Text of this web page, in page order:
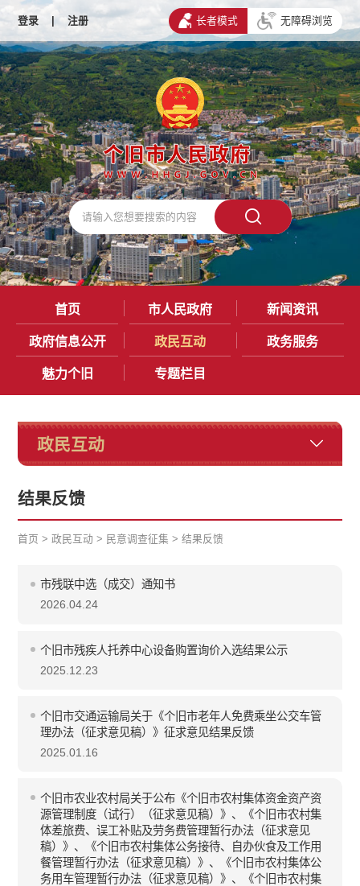
登录 | 注册 长者模式 无障碍浏览
首页 市人民政府 新闻资讯
政府信息公开 政民互动 政务服务
魅力个旧 专题栏目
政民互动
结果反馈
首页 >政民互动 > 民意调查征集 >结果反馈
市残联中选（成交）通知书
2026.04.24
个旧市残疾人托养中心设备购置询价入选结果公示
2025.12.23
个旧市交通运输局关于《个旧市老年人免费乘坐公交车管
理办法（征求意见稿）》征求意见结果反馈
2025.01.16
个旧市农业农村局关于公布《个旧市农村集体资金资产资
源管理制度（试行）（征求意见稿）》、《个旧市农村集
体差旅费、误工补贴及劳务费管理暂行办法（征求意见
稿）》、《个旧市农村集体公务接待、自办伙食及工作用
餐管理暂行办法（征求意见稿）》、《个旧市农村集体公
务用车管理暂行办法（征求意见稿）》、《个旧市农村集